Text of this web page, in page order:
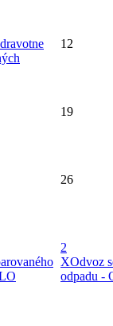
12
19
26
2
XOdvoz
odpadu -